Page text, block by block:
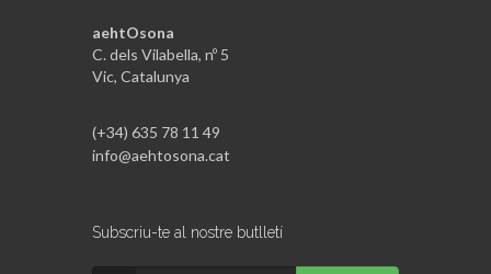
aehtOsona
C. dels Vilabella, nº 5
Vic, Catalunya
(+34) 635 78 11 49
info@aehtosona.cat
Subscriu-te al nostre butlletí